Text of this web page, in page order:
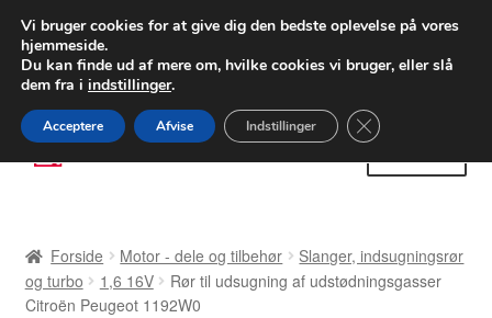
LEVERING fra 55 kr.
FEDEX verdensomspændende forsendelse
80 82 72 02
Spring
til
Spring
til
Betalinger
Forside Motor - dele og tilbehør
Slanger, indsugningsrør
og turbo
1,6 16V
Rør til udsugning af udstødningsgasser
Citroën Peugeot 1192W0
Vi bruger cookies for at give dig den bedste oplevelse på vores
hjemmeside.
Du kan finde ud af mere om, hvilke cookies vi bruger, eller slå
dem fra i indstillinger.
Acceptere Afvise Indstillinger Close GDPR